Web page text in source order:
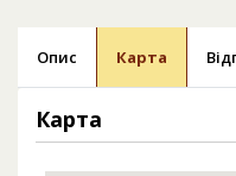
Опис Карта
Карта